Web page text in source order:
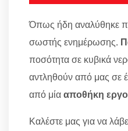
Όπως ήδη αναλύθηκε
σωστής ενημέρωσης.
ποσότητα σε κυβικά
αντληθούν από μας σε
από μίααποθήκη
Καλέστε μας για να